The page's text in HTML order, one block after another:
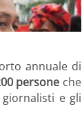
annuale di
persone che
e gli